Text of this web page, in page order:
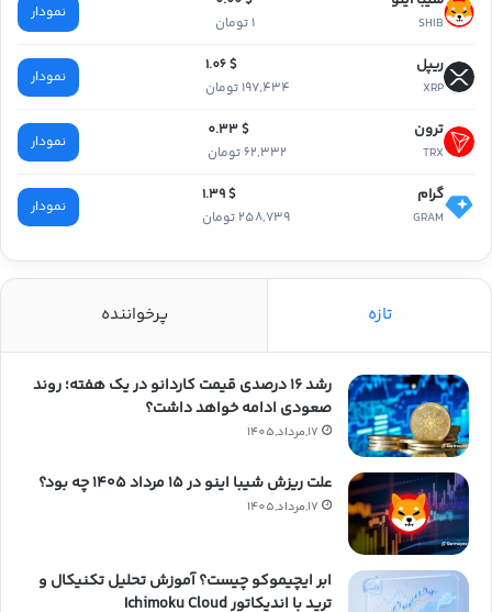
SHIB
1 تومان
نمودار
ریپل
XRP
$ 1.06
197,434 تومان
نمودار
ترون
TRX
$ 0.33
62,332 تومان
نمودار
گرام
GRAM
$ 1.39
258,739 تومان
نمودار
تازه پرخواننده
رشد ۱۶ درصدی قیمت کاردانو در یک هفته؛ روند
صعودی ادامه خواهد داشت؟
17,مرداد,1405
علت ریزش شیبا اینو در ۱۵ مرداد ۱۴۰۵ چه بود؟
17,مرداد,1405
ابر ایچیموکو چیست؟ آموزش تحلیل تکنیکال و
ترید با اندیکاتور Ichimoku Cloud